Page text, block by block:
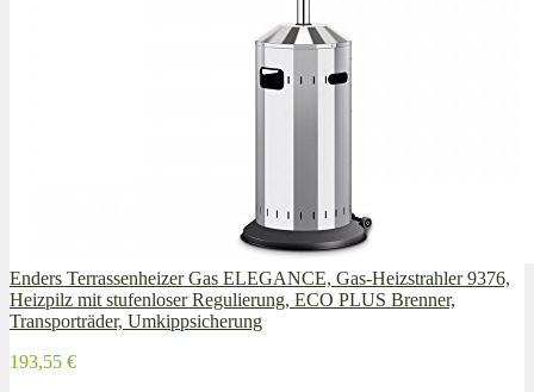
Enders Terrassenheizer Gas ELEGANCE, Gas-Heizstrahler 9376,
Heizpilz mit stufenloser Regulierung, ECO PLUS Brenner,
Transporträder, Umkippsicherung
193,55 €